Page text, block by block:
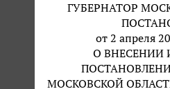
ГУБЕРНАТОР
от 2 апреля
О ВНЕСЕНИИ
МОСКОВСКОЙ